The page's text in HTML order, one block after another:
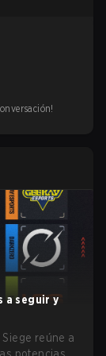
a seguir y
Siege reúne a